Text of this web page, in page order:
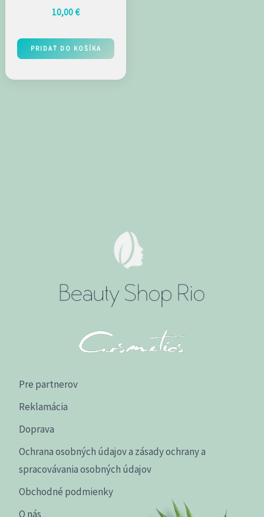
10,00€
PRIDAŤ DO KOŠÍKA
Pre partnerov
Reklamácia
Doprava
Ochrana osobných údajov a zásady ochrany a
spracovávania osobných údajov
Obchodné podmienky
O nás